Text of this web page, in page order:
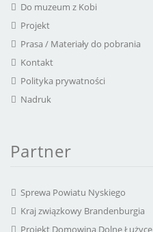
Do muzeum z Kobi
Projekt
Prasa / Materiały do pobrania
Kontakt
Polityka prywatności
Nadruk
Partner
Sprewa Powiatu Nyskiego
Kraj związkowy Brandenburgia
Projekt Domowina Dolne Łużyce